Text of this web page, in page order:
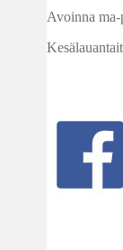
Avoinna